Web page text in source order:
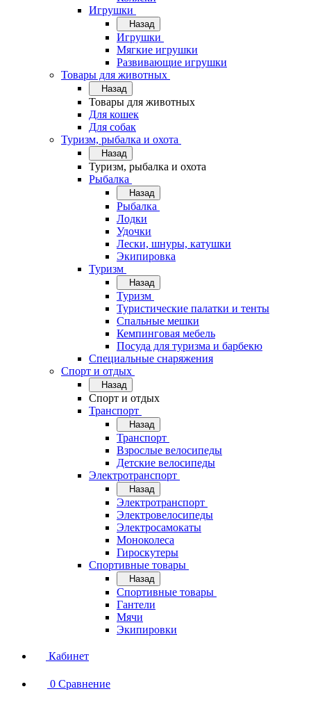
Игрушки
Назад
Игрушки
Мягкие игрушки
Развивающие игрушки
Товары для животных
Назад
Товары для животных
Для кошек
Для собак
Туризм, рыбалка и охота
Назад
Туризм, рыбалка и охота
Рыбалка
Назад
Рыбалка
Лодки
Удочки
Лески, шнуры, катушки
Экипировка
Туризм
Назад
Туризм
Туристические палатки и тенты
Спальные мешки
Кемпинговая мебель
Посуда для туризма и барбекю
Специальные снаряжения
Спорт и отдых
Назад
Спорт и отдых
Транспорт
Назад
Транспорт
Взрослые велосипеды
Детские велосипеды
Электротранспорт
Назад
Электротранспорт
Электровелосипеды
Электросамокаты
Моноколеса
Гироскутеры
Спортивные товары
Назад
Спортивные товары
Гантели
Мячи
Экипировки
Кабинет
0 Сравнение